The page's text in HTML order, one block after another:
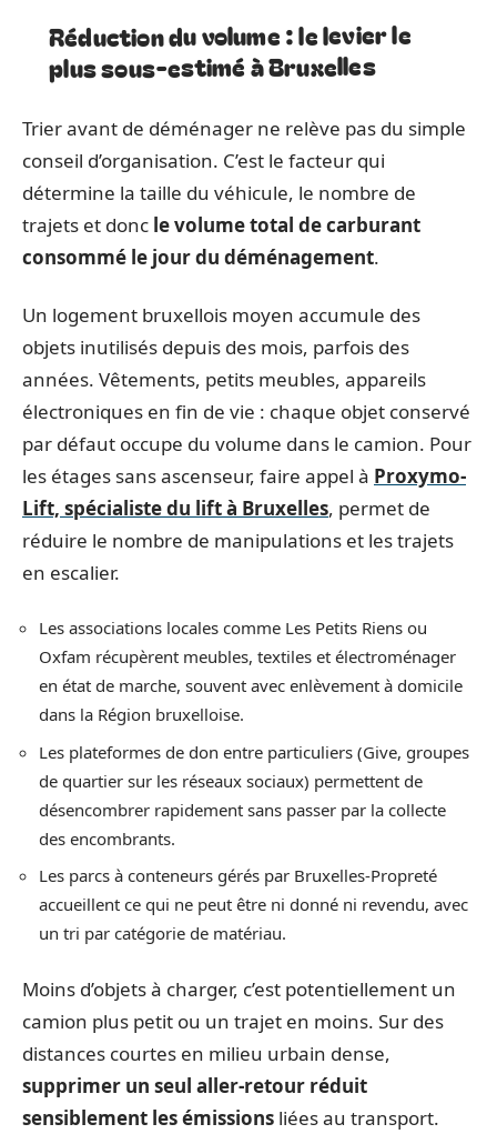
Réduction du volume : le levier le
plus sous-estimé à Bruxelles
Trier avant de déménager ne relève pas du simple
conseil d’organisation. C’est le facteur qui
détermine la taille du véhicule, le nombre de
trajets et donc le volume total de carburant
consommé le jour du déménagement.
Un logement bruxellois moyen accumule des
objets inutilisés depuis des mois, parfois des
années. Vêtements, petits meubles, appareils
électroniques en fin de vie : chaque objet conservé
par défaut occupe du volume dans le camion. Pour
les étages sans ascenseur, faire appel à Proxymo-
Lift, spécialiste du lift à Bruxelles, permet de
réduire le nombre de manipulations et les trajets
en escalier.
Les associations locales comme Les Petits Riens ou
Oxfam récupèrent meubles, textiles et électroménager
en état de marche, souvent avec enlèvement à domicile
dans la Région bruxelloise.
Les plateformes de don entre particuliers (Give, groupes
de quartier sur les réseaux sociaux) permettent de
désencombrer rapidement sans passer par la collecte
des encombrants.
Les parcs à conteneurs gérés par Bruxelles-Propreté
accueillent ce qui ne peut être ni donné ni revendu, avec
un tri par catégorie de matériau.
Moins d’objets à charger, c’est potentiellement un
camion plus petit ou un trajet en moins. Sur des
distances courtes en milieu urbain dense,
supprimer un seul aller-retour réduit
sensiblement les émissions liées au transport.